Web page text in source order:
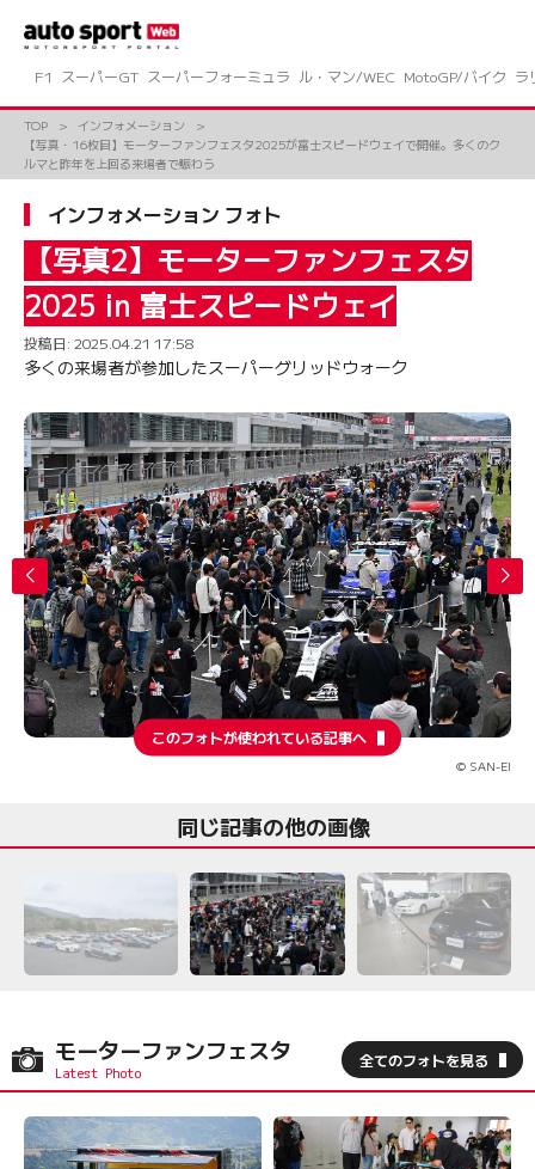
ツ
F1 スーパーGT スーパーフォーミュラ ル・マン/WEC MotoGP/バイク ラ
TOP
インフォメーション
【写真・16枚目】モーターファンフェスタ2025が富士スピードウェイで開催。多くのク
ルマと昨年を上回る来場者で賑わう
インフォメーション フォト
【写真2】モーターファンフェスタ
2025 in 富士スピードウェイ
投稿日: 2025.04.21 17:58
多くの来場者が参加したスーパーグリッドウォーク
このフォトが使われている記事へ
© SAN-EI
同じ記事の他の画像
モーターファンフェスタ 全てのフォトを見る